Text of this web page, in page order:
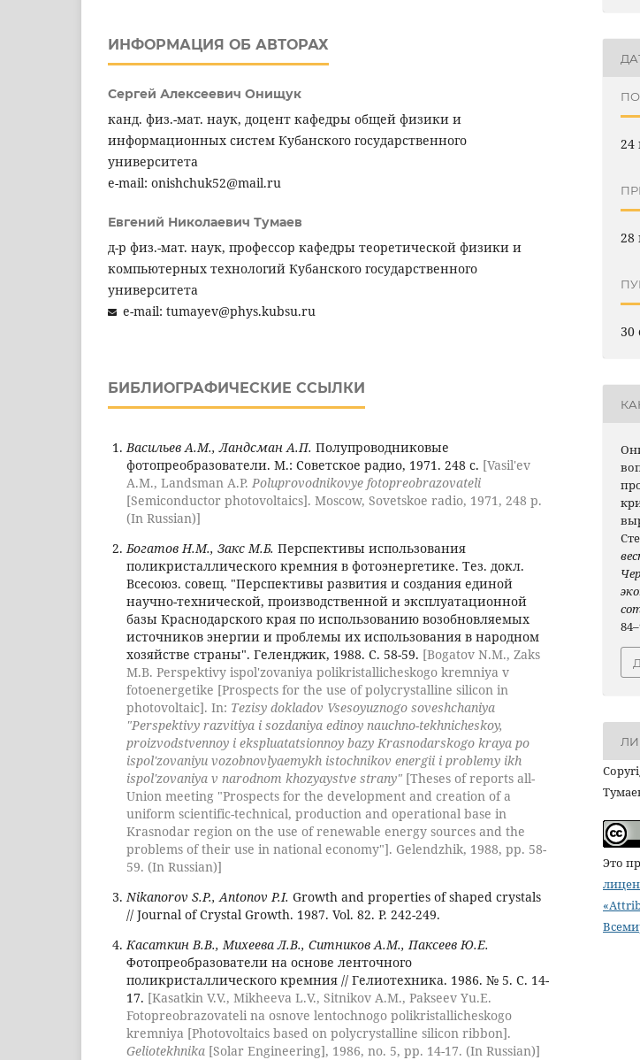
ИНФОРМАЦИЯ ОБ АВТОРАХ
Сергей Алексеевич Онищук
канд. физ.-мат. наук, доцент кафедры общей физики и
информационных систем Кубанского государственного
университета
e-mail: onishchuk52@mail.ru
Евгений Николаевич Тумаев
д-р физ.-мат. наук, профессор кафедры теоретической физики и
компьютерных технологий Кубанского государственного
университета
e-mail: tumayev@phys.kubsu.ru
БИБЛИОГРАФИЧЕСКИЕ ССЫЛКИ
Васильев А.М., Ландсман А.П. Полупроводниковые
фотопреобразователи. М.: Советское радио, 1971. 248 с. [Vasil'ev
A.M., Landsman A.P. Poluprovodnikovye fotopreobrazovateli
[Semiconductor photovoltaics]. Moscow, Sovetskoe radio, 1971, 248 p.
(In Russian)]
Богатов Н.М., Закс М.Б. Перспективы использования
поликристаллического кремния в фотоэнергетике. Тез. докл.
Всесоюз. совещ. "Перспективы развития и создания единой
научно-технической, производственной и эксплуатационной
базы Краснодарского края по использованию возобновляемых
источников энергии и проблемы их использования в народном
хозяйстве страны". Геленджик, 1988. С. 58-59. [Bogatov N.M., Zaks
M.B. Perspektivy ispol'zovaniya polikristallicheskogo kremniya v
fotoenergetike [Prospects for the use of polycrystalline silicon in
photovoltaic]. In: Tezisy dokladov Vsesoyuznogo soveshchaniya
"Perspektivy razvitiya i sozdaniya edinoy nauchno-tekhnicheskoy,
proizvodstvennoy i ekspluatatsionnoy bazy Krasnodarskogo kraya po
ispol'zovaniyu vozobnovlyaemykh istochnikov energii i problemy ikh
ispol'zovaniya v narodnom khozyaystve strany" [Theses of reports all-
Union meeting "Prospects for the development and creation of a
uniform scientific-technical, production and operational base in
Krasnodar region on the use of renewable energy sources and the
problems of their use in national economy"]. Gelendzhik, 1988, pp. 58-
59. (In Russian)]
Nikanorov S.P., Antonov P.I. Growth and properties of shaped crystals
// Journal of Crystal Growth. 1987. Vol. 82. P. 242-249.
Касаткин В.В., Михеева Л.В., Ситников А.М., Паксеев Ю.Е.
Фотопреобразователи на основе ленточного
поликристаллического кремния // Гелиотехника. 1986. № 5. С. 14-
17. [Kasatkin V.V., Mikheeva L.V., Sitnikov A.M., Pakseev Yu.E.
Fotopreobrazovateli na osnove lentochnogo polikristallicheskogo
kremniya [Photovoltaics based on polycrystalline silicon ribbon].
Geliotekhnika [Solar Engineering], 1986, no. 5, pp. 14-17. (In Russian)]
24
28
30
Это